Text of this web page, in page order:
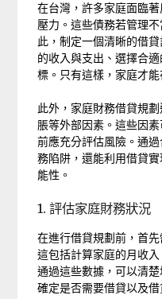
在台灣，許多家庭面臨
壓力。這些債務若管理
此，制定一個清晰的借
的收入與支出、選擇合
標。只有這樣，家庭才
此外，家庭財務借貸規
脹等外部因素。這些因
前應充分評估風險。通
務陷阱，還能利用借貸
能性。
1. 評估家庭財務狀況
在進行借貸規劃前，首
這包括計算家庭的月收
通過這些數據，可以清
確定是否需要借貸以及借